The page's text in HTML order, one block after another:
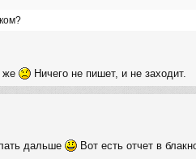
же
Ничего не пишет, и не заходит.
дальше
Вот есть отчет в